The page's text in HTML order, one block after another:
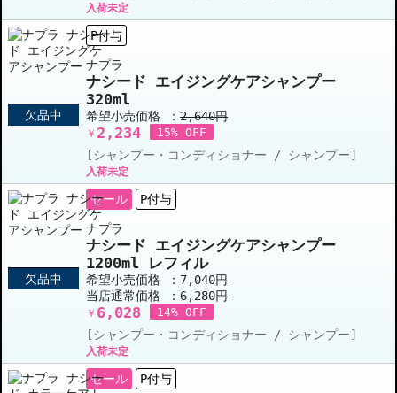
入荷未定
欠品中
P付与
ナプラ
ナシード エイジングケアシャンプー
320ml
希望小売価格 ： 2,640円
￥ 2,234 15% OFF
[シャンプー・コンディショナー / シャンプー]
入荷未定
欠品中
セール P付与
ナプラ
ナシード エイジングケアシャンプー
1200ml レフィル
希望小売価格 ： 7,040円
当店通常価格 ： 6,280円
￥ 6,028 14% OFF
[シャンプー・コンディショナー / シャンプー]
入荷未定
セール P付与